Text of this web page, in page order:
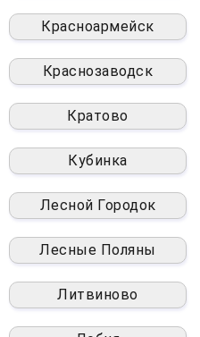
Красноармейск
Краснозаводск
Кратово
Кубинка
Лесной Городок
Лесные Поляны
Литвиново